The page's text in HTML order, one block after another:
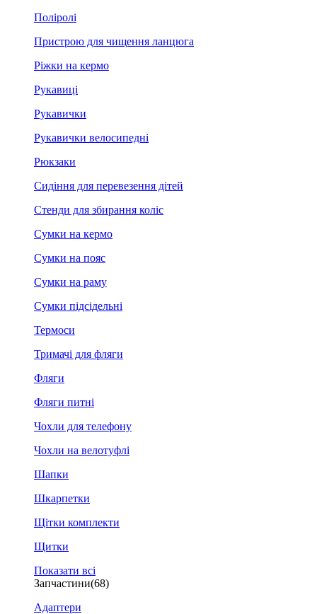
Поліролі
Пристрою для чищення ланцюга
Ріжки на кермо
Рукавиці
Рукавички
Рукавички велосипедні
Рюкзаки
Сидіння для перевезення дітей
Стенди для збирання коліс
Сумки на кермо
Сумки на пояс
Сумки на раму
Сумки підсідельні
Термоси
Тримачі для фляги
Фляги
Фляги питні
Чохли для телефону
Чохли на велотуфлі
Шапки
Шкарпетки
Щітки комплекти
Щитки
Показати всі
Запчастини(68)
Адаптери